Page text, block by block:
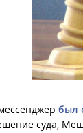
был
суда,